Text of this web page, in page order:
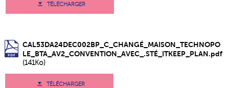
TÉLÉCHARGER
CAL53DA24DEC002BP_C_CHANGÉ_MAISON_TECHNOPO
LE_BTA_AV2_CONVENTION_AVEC_.STÉ_ITKEEP_PLAN.pdf
(141Ko)
TÉLÉCHARGER